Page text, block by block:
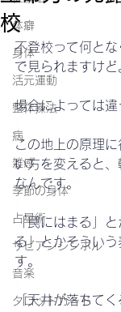
体癖
身体
活元運動
整体操法
病
雑感
季節の身体
占星術
サビアンシンボル
音楽
タロットカード
校
不登校って何と
で見られますけど
場合によっては違
この地上の原理
い方を変えると、
なんです。
「罠にはまる」と
る」とかそうい
す。
「天井が落ちて